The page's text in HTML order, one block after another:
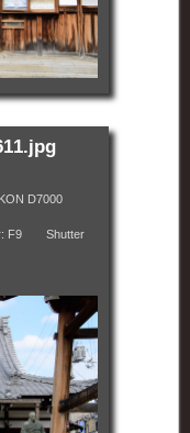
D7000
F9 Shutter